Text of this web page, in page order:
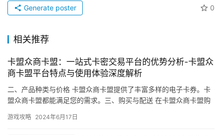
0
Generate poster
相关推荐
卡盟众商卡盟：一站式卡密交易平台的优势分析-卡盟众
商卡盟平台特点与使用体验深度解析
二、产品种类与价格 卡盟众商卡盟提供了丰富多样的电子卡券。卡
盟众商卡盟都能满足您的需求。三、购买与配送 在卡盟众商卡盟购
游戏攻略 2024年6月17日